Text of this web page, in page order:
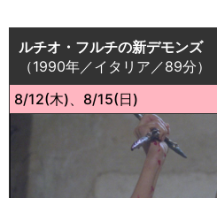
ルチオ・フルチの新デモンズ
（1990年／イタリア／89分）
8/12(木)、8/15(日)